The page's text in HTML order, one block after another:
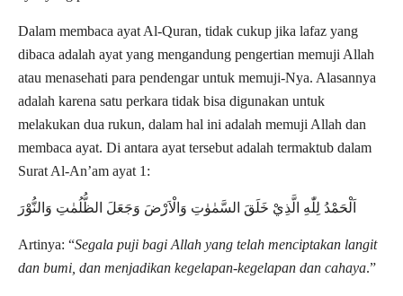
Dalam membaca ayat Al-Quran, tidak cukup jika lafaz yang
dibaca adalah ayat yang mengandung pengertian memuji Allah
atau menasehati para pendengar untuk memuji-Nya. Alasannya
adalah karena satu perkara tidak bisa digunakan untuk
melakukan dua rukun, dalam hal ini adalah memuji Allah dan
membaca ayat. Di antara ayat tersebut adalah termaktub dalam
Surat Al-An’am ayat 1:
اَلْحَمْدُ لِلّٰهِ الَّذِيْ خَلَقَ السَّمٰوٰتِ وَالْاَرْضَ وَجَعَلَ الظُّلُمٰتِ وَالنُّوْرَ
Artinya: “Segala puji bagi Allah yang telah menciptakan langit
dan bumi, dan menjadikan kegelapan-kegelapan dan cahaya.”